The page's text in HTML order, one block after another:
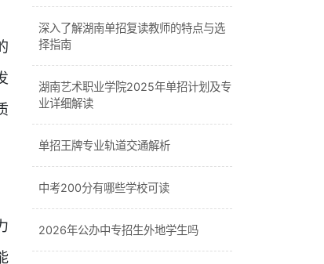
深入了解湖南单招复读教师的特点与选
择指南
湖南艺术职业学院2025年单招计划及专
业详细解读
单招王牌专业轨道交通解析
中考200分有哪些学校可读
2026年公办中专招生外地学生吗